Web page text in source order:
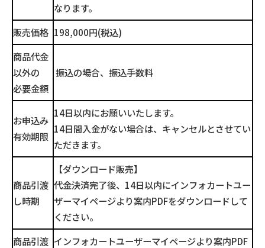
なります。
販売価格 198,000円(税込)
商品代金
以外の
必要金額
振込の場合、振込手数料
お申込み
有効期限
14日以内にお願いいたします。
14日間入金がない場合は、キャンセルとさせてい
ただきます。
商品引渡
し時期
【ダウンロード販売】
代金決済完了後、14日以内にインフォカートユー
ザーマイページより案内PDFをダウンロードして
ください。
商品引渡 インフォカートユーザーマイページより案内PDF